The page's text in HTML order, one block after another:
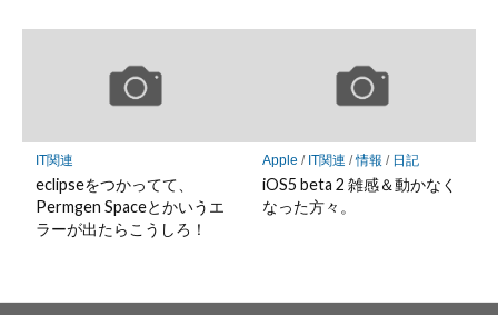
IT関連
eclipseをつかってて、
Permgen Spaceとかいうエ
ラーが出たらこうしろ！
Apple / IT関連 /情報 / 日記
iOS5 beta 2 雑感＆動かなく
なった方々。